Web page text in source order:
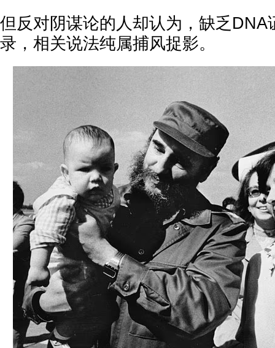
但反对阴谋论的人却认为，缺乏DNA
录，相关说法纯属捕风捉影。